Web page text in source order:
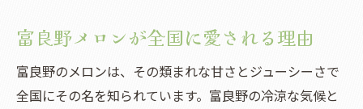
市場でしか手に入らないレアな品種
地元の味をそのまま楽しむ方法
新鮮さを料理に活かすアイデア
富良野メロンが全国に愛される理由
富良野のメロンは、その類まれな甘さとジューシーさで
全国にその名を知られています。富良野の冷涼な気候と